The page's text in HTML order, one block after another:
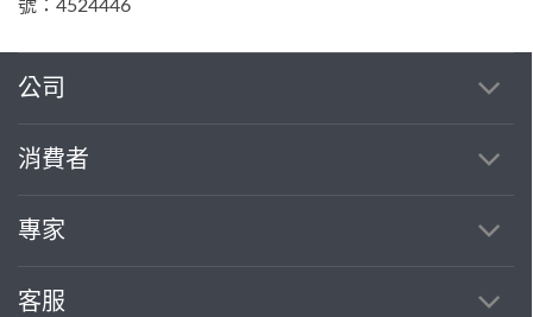
號：4524446
公司
消費者
專家
客服